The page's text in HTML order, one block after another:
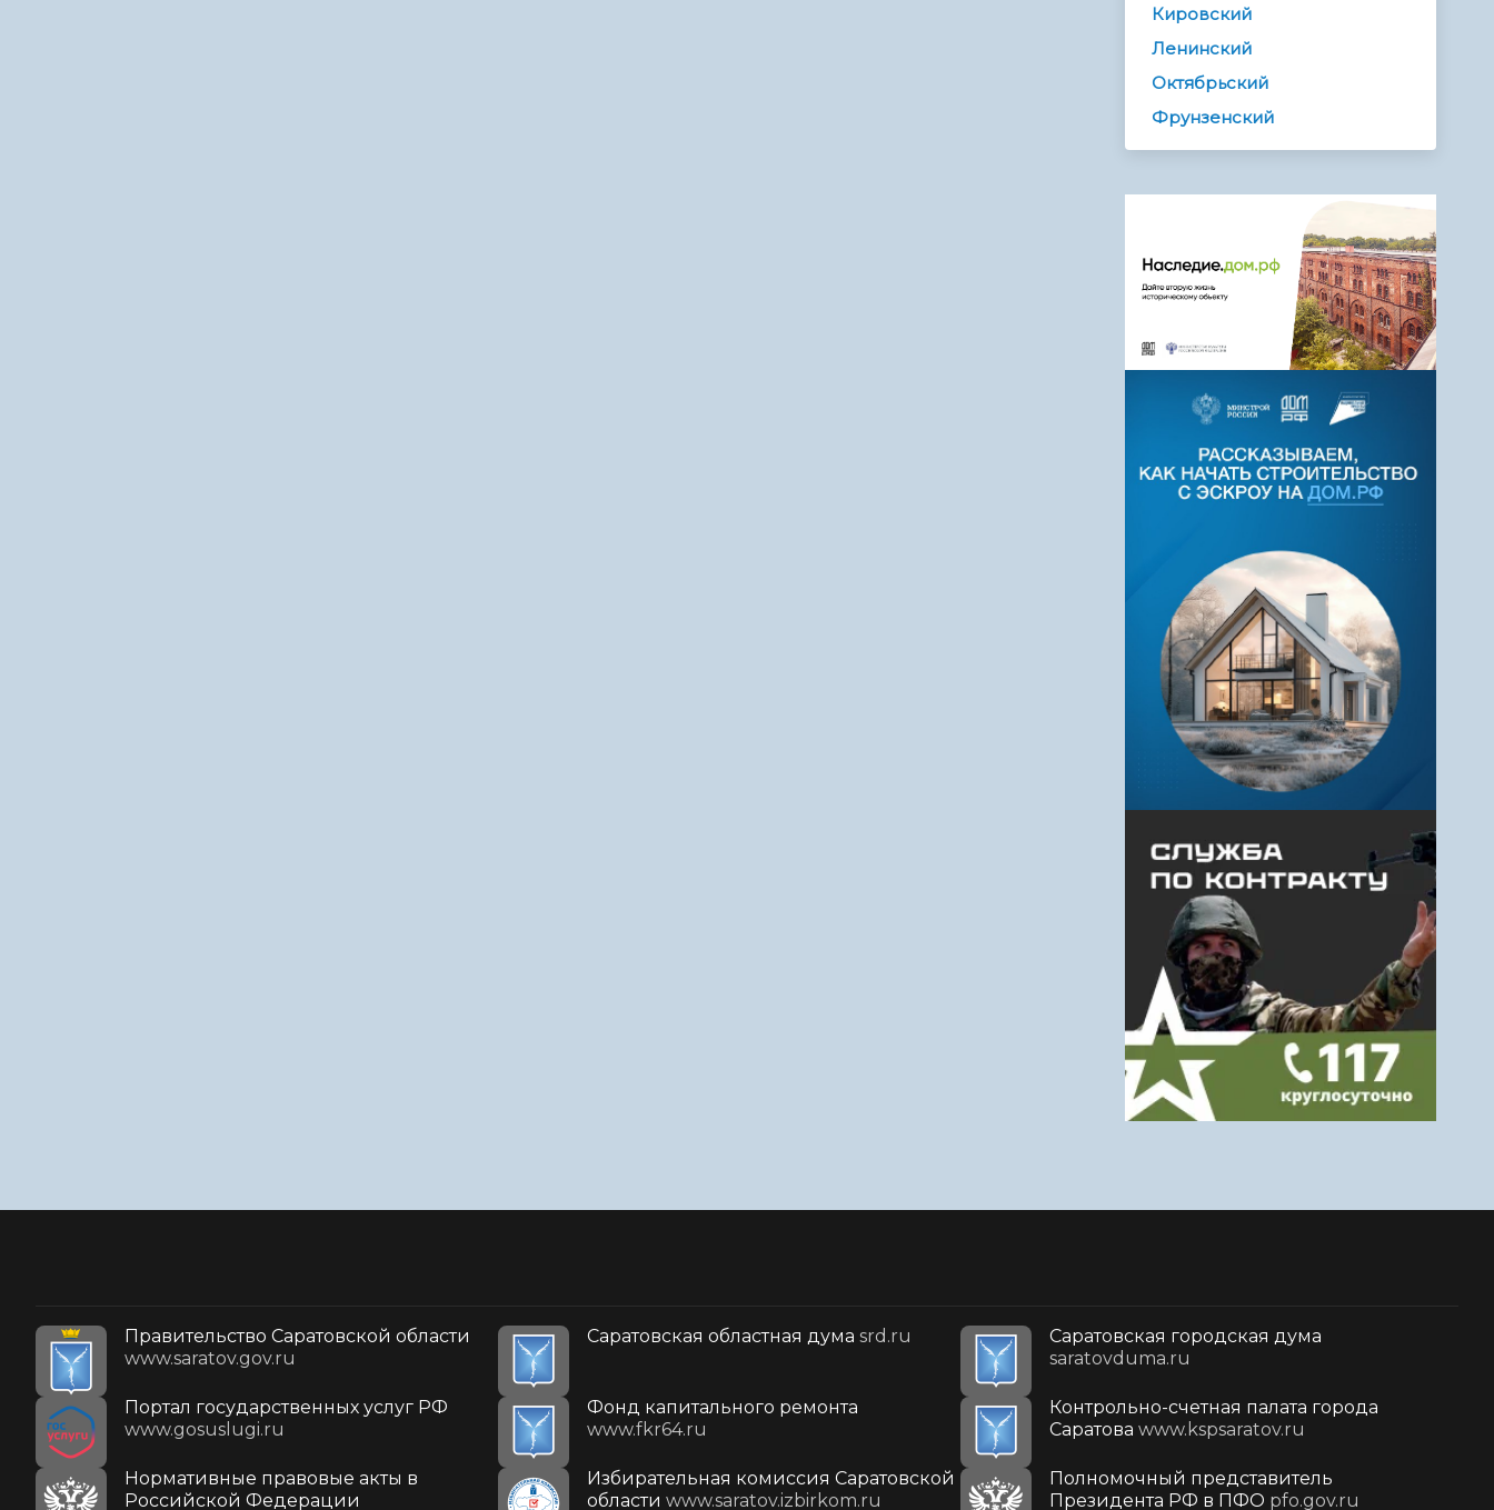
Кировский
Ленинский
Октябрьский
Фрунзенский
Правительство Саратовской области
www.saratov.gov.ru
Саратовская областная дума srd.ru
Саратовская городская дума
saratovduma.ru
Портал государственных услуг РФ
www.gosuslugi.ru
Фонд капитального ремонта
www.fkr64.ru
Контрольно-счетная палата города
Саратова www.kspsaratov.ru
Нормативные правовые акты в
Российской Федерации
Избирательная комиссия Саратовской
области www.saratov.izbirkom.ru
Полномочный представитель
Президента РФ в ПФО pfo.gov.ru